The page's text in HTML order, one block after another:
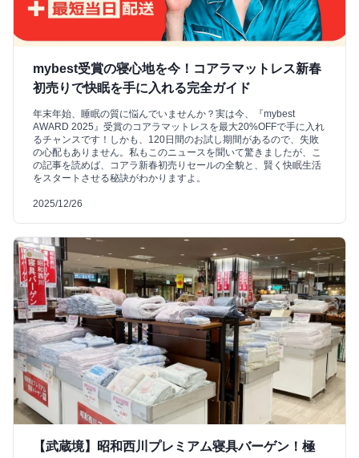
mybest受賞の寝心地を今！コアラマットレス新春
初売りで快眠を手に入れる完全ガイド
年末年始、睡眠の質に悩んでいませんか？実は今、『mybest
AWARD 2025』受賞のコアラマットレスを最大20%OFFで手に入れ
るチャンスです！しかも、120日間のお試し期間があるので、失敗
の心配もありません。私もこのニュースを聞いて驚きましたが、こ
の記事を読めば、コアラ新春初売りセールの全貌と、賢く快眠生活
をスタートさせる秘訣がわかりますよ。
2025/12/26
【武蔵境】昭和西川プレミアム寝具バーゲン！極